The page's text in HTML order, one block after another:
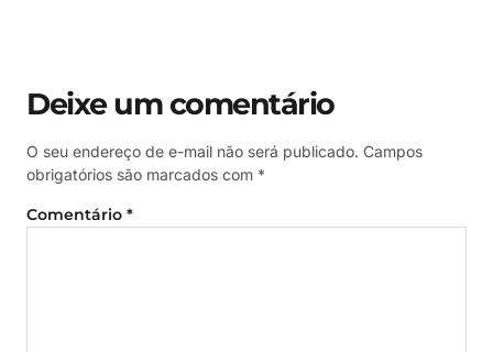
Deixe um comentário
O seu endereço de e-mail não será publicado. Campos
obrigatórios são marcados com *
Comentário *